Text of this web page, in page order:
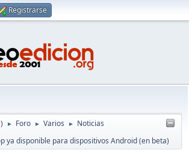
Registrarse
► Foro ► Varios ► Noticias
ya disponible para dispositivos Android (en beta)